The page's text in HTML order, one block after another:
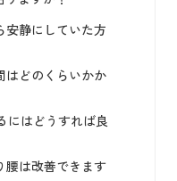
安静にしていた方
はどのくらいかか
にはどうすれば良
腰は改善できます